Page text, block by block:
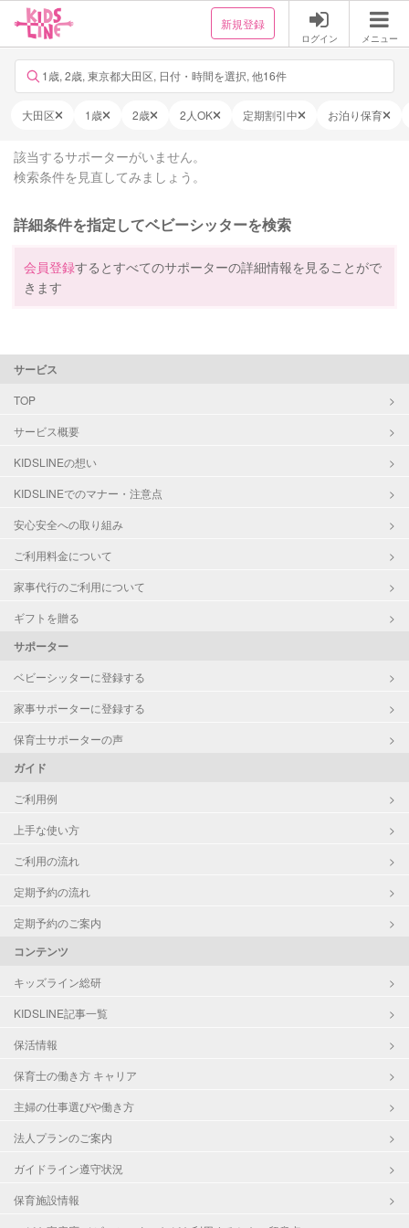
新規登録
ログイン メニュー
1歳, 2歳, 東京都大田区, 日付・時間を選択, 他16件
大田区 1歳 2歳 2人OK 定期割引中 お泊り保育
該当するサポーターがいません。
検索条件を見直してみましょう。
詳細条件を指定してベビーシッターを検索
会員登録するとすべてのサポーターの詳細情報を見ることがで
きます
サービス
TOP
サービス概要
KIDSLINEの想い
KIDSLINEでのマナー・注意点
安心安全への取り組み
ご利用料金について
家事代行のご利用について
ギフトを贈る
サポーター
ベビーシッターに登録する
家事サポーターに登録する
保育士サポーターの声
ガイド
ご利用例
上手な使い方
ご利用の流れ
定期予約の流れ
定期予約のご案内
コンテンツ
キッズライン総研
KIDSLINE記事一覧
保活情報
保育士の働き方 キャリア
主婦の仕事選びや働き方
法人プランのご案内
ガイドライン遵守状況
保育施設情報